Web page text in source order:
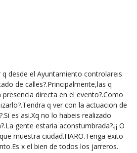
q desde el Ayuntamiento controlareis
de calles?.Principalmente,las q
presencia directa en el evento?.Como
q ver con la actuacion de
es asi.Xq no lo habeis realizado
gente estaria aconstumbrada?.¡¡ O
muestra ciudad.HARO.Tenga exito
x el bien de todos los jarreros.